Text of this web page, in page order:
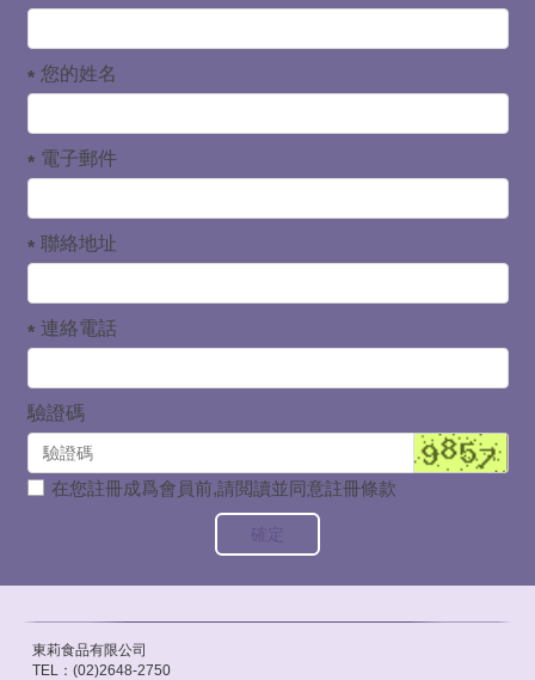
您的姓名
電子郵件
聯絡地址
連絡電話
驗證碼
在您註冊成爲會員前,請閲讀並同意註冊條款
確定
東莉食品有限公司
TEL：(02)2648-2750